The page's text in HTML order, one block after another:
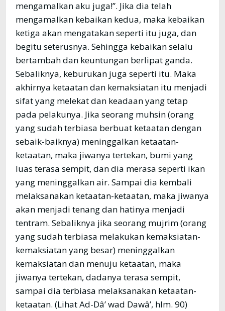
mengamalkan aku juga!”. Jika dia telah
mengamalkan kebaikan kedua, maka kebaikan
ketiga akan mengatakan seperti itu juga, dan
begitu seterusnya. Sehingga kebaikan selalu
bertambah dan keuntungan berlipat ganda.
Sebaliknya, keburukan juga seperti itu. Maka
akhirnya ketaatan dan kemaksiatan itu menjadi
sifat yang melekat dan keadaan yang tetap
pada pelakunya. Jika seorang muhsin (orang
yang sudah terbiasa berbuat ketaatan dengan
sebaik-baiknya) meninggalkan ketaatan-
ketaatan, maka jiwanya tertekan, bumi yang
luas terasa sempit, dan dia merasa seperti ikan
yang meninggalkan air. Sampai dia kembali
melaksanakan ketaatan-ketaatan, maka jiwanya
akan menjadi tenang dan hatinya menjadi
tentram. Sebaliknya jika seorang mujrim (orang
yang sudah terbiasa melakukan kemaksiatan-
kemaksiatan yang besar) meninggalkan
kemaksiatan dan menuju ketaatan, maka
jiwanya tertekan, dadanya terasa sempit,
sampai dia terbiasa melaksanakan ketaatan-
ketaatan. (Lihat Ad-Dâ’ wad Dawâ’, hlm. 90)